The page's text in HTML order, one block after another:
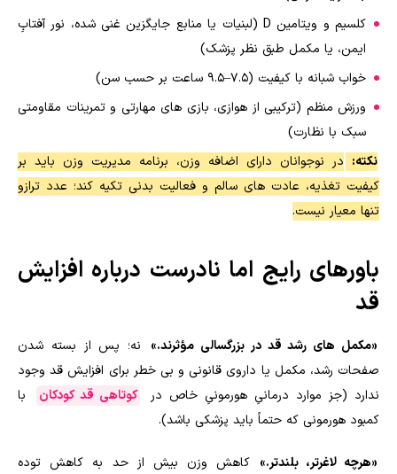
کلسیم و ویتامین D (لبنیات یا منابع جایگزین غنی شده، نور آفتابِ
ایمن، یا مکمل طبق نظر پزشک)
خواب شبانه با کیفیت (۷.۵–۹.۵ ساعت بر حسب سن)
ورزش منظم (ترکیبی از هوازی، بازی های مهارتی و تمرینات مقاومتی
سبک با نظارت)
نکته: در نوجوانان دارای اضافه وزن، برنامه مدیریت وزن باید بر
کیفیت تغذیه، عادت های سالم و فعالیت بدنی تکیه کند؛ عدد ترازو
تنها معیار نیست.
باورهای رایج اما نادرست درباره افزایش
قد
«مکمل های رشد قد در بزرگسالی مؤثرند.»
نه؛ پس از بسته شدن
صفحات رشد، مکمل یا داروی قانونی و بی خطر برای افزایش قد وجود
ندارد (جز موارد درمانیِ هورمونیِ خاص در
کوتاهی قد کودکان
با
کمبود هورمونی که حتماً باید پزشکی باشد).
«هرچه لاغرتر، بلندتر.» کاهش وزن بیش از حد به کاهش توده